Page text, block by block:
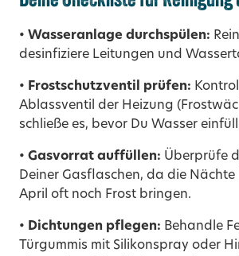
• Wasseranlage durchspülen:
desinfiziere Leitungen und
• Frostschutzventil prüfen:
Ablassventil der Heizung
schließe es, bevor Du Wasser
• Gasvorrat auffüllen: Überprüfe
Deiner Gasflaschen, da die Nächte
April oft noch Frost bringen.
• Dichtungen pflegen: Behandle
Türgummis mit Silikonspray oder